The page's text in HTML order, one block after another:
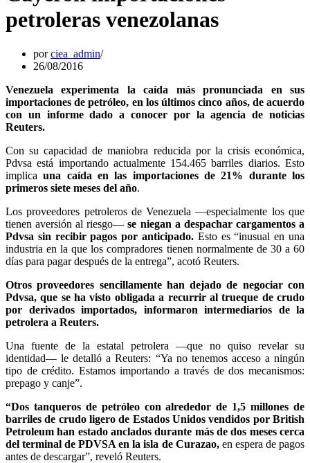
petroleras venezolanas
porciea_admin
26/08/2016
Venezuela experimenta la caída más pronunciada en sus
importaciones de petróleo, en los últimos cinco años, de acuerdo
con un informe dado a conocer por la agencia de noticias
Reuters.
Con su capacidad de maniobra reducida por la crisis económica,
Pdvsa está importando actualmente 154.465 barriles diarios. Esto
implicauna caída en las importaciones de 21% durante los
primeros siete meses del año.
Los proveedores petroleros de Venezuela —especialmente los que
tienen aversión al riesgo—se niegan a despachar cargamentos a
Pdvsa sin recibir pagos por anticipado. Esto es “inusual en una
industria en la que los compradores tienen normalmente de 30 a 60
días para pagar después de la entrega”, acotó Reuters.
Otros proveedores sencillamente han dejado de negociar con
Pdvsa, que se ha visto obligada a recurrir al trueque de crudo
por derivados importados, informaron intermediarios de la
petrolera a Reuters.
Una fuente de la estatal petrolera —que no quiso revelar su
identidad— le detalló a Reuters: “Ya no tenemos acceso a ningún
tipo de crédito. Estamos importando a través de dos mecanismos:
prepago y canje”.
“Dos tanqueros de petróleo con alrededor de 1,5 millones de
barriles de crudo ligero de Estados Unidos vendidos por British
Petroleum han estado anclados durante más de dos meses cerca
del terminal de PDVSA en la isla de Curazao,en espera de pagos
antes de descargar”, reveló Reuters.